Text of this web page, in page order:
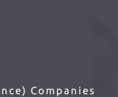
Companies